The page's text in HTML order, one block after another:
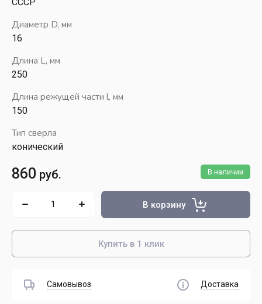
Диаметр D, мм
16
Длина L, мм
250
Длина режущей части l, мм
150
Тип сверла
конический
В наличии
860 руб.
В корзину
Купить в 1 клик
Самовывоз Доставка